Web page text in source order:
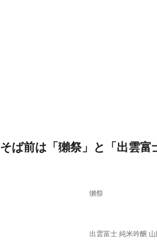
そば前は「獺祭」と「出雲富
獺祭
出雲富士 純米吟醸